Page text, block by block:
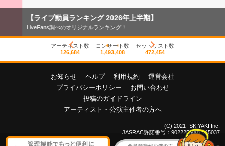
【ライブ動員ランキング 2026年上半期】
LiveFans調べのオリジナルランキング！
アーティスト数
126,684
コンサート数
1,493,408
セットリスト数
472,454
お知らせ ヘルプ 利用規約
運営会社
プライバシーポリシー
お問い合わせ
投稿のガイドライン
アーティスト・公演主催者の方へ
(C) 2021- SKIYAKI Inc.
JASRAC許諾番号：9022255001Y45037